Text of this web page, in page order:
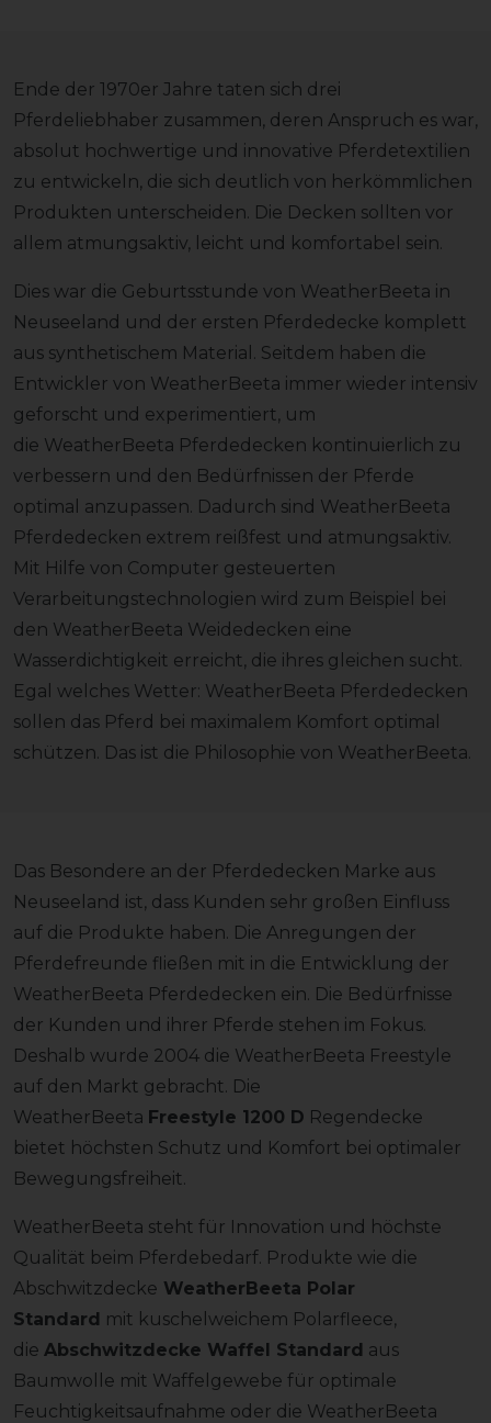
Ende der 1970er Jahre taten sich drei
Pferdeliebhaber zusammen, deren Anspruch es war,
absolut hochwertige und innovative Pferdetextilien
zu entwickeln, die sich deutlich von herkömmlichen
Produkten unterscheiden. Die Decken sollten vor
allem atmungsaktiv, leicht und komfortabel sein.
Dies war die Geburtsstunde von WeatherBeeta in
Neuseeland und der ersten Pferdedecke komplett
aus synthetischem Material. Seitdem haben die
Entwickler von WeatherBeeta immer wieder intensiv
geforscht und experimentiert, um
die WeatherBeeta Pferdedecken kontinuierlich zu
verbessern und den Bedürfnissen der Pferde
optimal anzupassen. Dadurch sind WeatherBeeta
Pferdedecken extrem reißfest und atmungsaktiv.
Mit Hilfe von Computer gesteuerten
Verarbeitungstechnologien wird zum Beispiel bei
den WeatherBeeta Weidedecken eine
Wasserdichtigkeit erreicht, die ihres gleichen sucht.
Egal welches Wetter: WeatherBeeta Pferdedecken
sollen das Pferd bei maximalem Komfort optimal
schützen. Das ist die Philosophie von WeatherBeeta.
Das Besondere an der Pferdedecken Marke aus
Neuseeland ist, dass Kunden sehr großen Einfluss
auf die Produkte haben. Die Anregungen der
Pferdefreunde fließen mit in die Entwicklung der
WeatherBeeta Pferdedecken ein. Die Bedürfnisse
der Kunden und ihrer Pferde stehen im Fokus.
Deshalb wurde 2004 die WeatherBeeta Freestyle
auf den Markt gebracht. Die
WeatherBeeta Freestyle 1200 D Regendecke
bietet höchsten Schutz und Komfort bei optimaler
Bewegungsfreiheit.
WeatherBeeta steht für Innovation und höchste
Qualität beim Pferdebedarf. Produkte wie die
Abschwitzdecke WeatherBeeta Polar
Standard mit kuschelweichem Polarfleece,
die Abschwitzdecke Waffel Standard aus
Baumwolle mit Waffelgewebe für optimale
Feuchtigkeitsaufnahme oder die WeatherBeeta